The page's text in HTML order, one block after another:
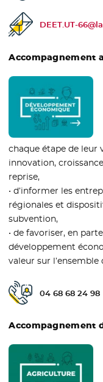
Email de contact :
DEET.UT-
Accompagnement
chaque étape de leur
innovation,
reprise,
• d’informer les
régionales et
subvention,
• de favoriser, en
développement
valeur sur
Téléphone public :
04 68 68 24 98
Accompagnement